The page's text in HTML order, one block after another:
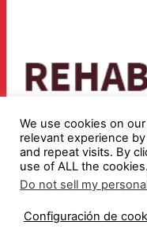
We use cookies on
relevant experience
and repeat visits. By
use of ALL the cookies.
Do not sell my
Configuración de